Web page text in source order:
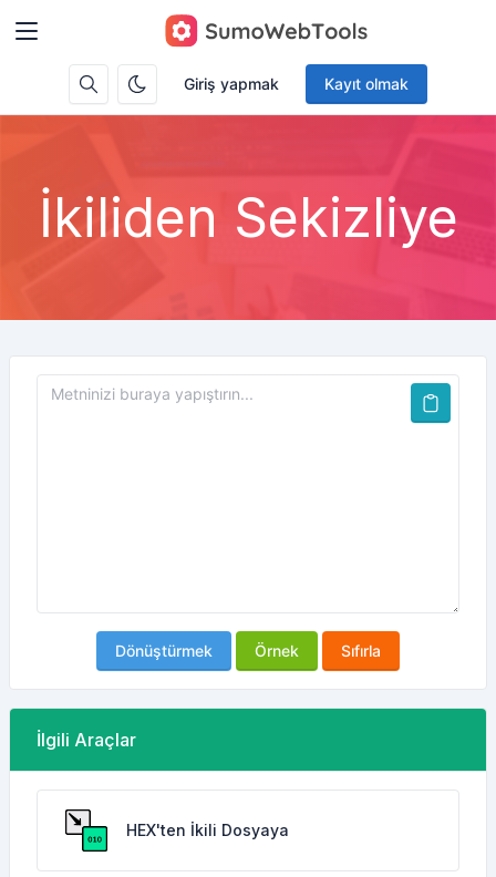
Giriş yapmak Kayıt olmak
İkiliden Sekizliye
Dönüştürmek Örnek Sıfırla
İlgili Araçlar
HEX'ten İkili Dosyaya